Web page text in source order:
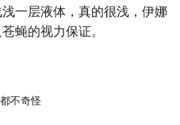
一层液体，真的很浅，伊娜
蝇的视力保证。
不奇怪